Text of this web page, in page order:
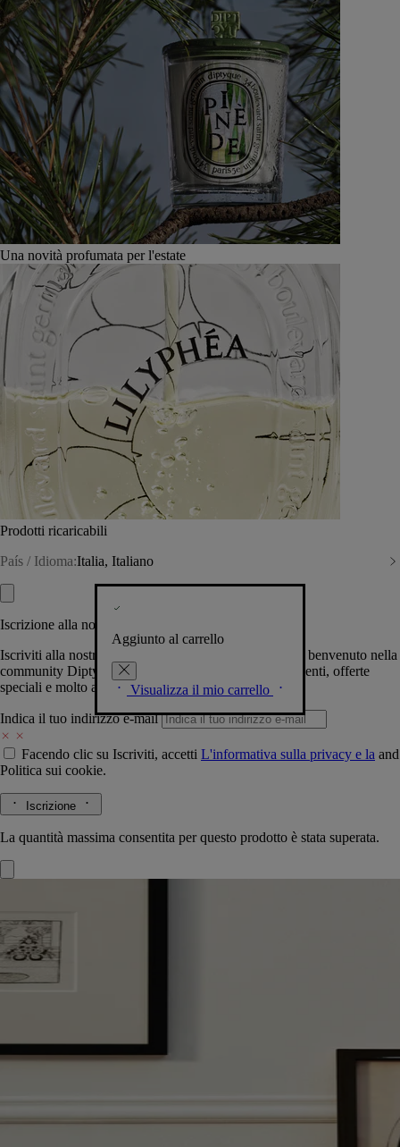
Una novità profumata per l'estate
Prodotti ricaricabili
País / Idioma:Italia, Italiano
Aggiunto al carrello
Visualizza il mio carrello
Iscrizione alla nostra Newsletter
Iscriviti alla nostra newsletter per permetterci di darti il benvenuto nella
community Diptyque e tenerti al corrente su novità, eventi, offerte
speciali e molto altro.
Indica il tuo indirizzo e-mail
Facendo clic su Iscriviti, accetti L'informativa sulla privacy e la and
Politica sui cookie.
Iscrizione
La quantità massima consentita per questo prodotto è stata superata.